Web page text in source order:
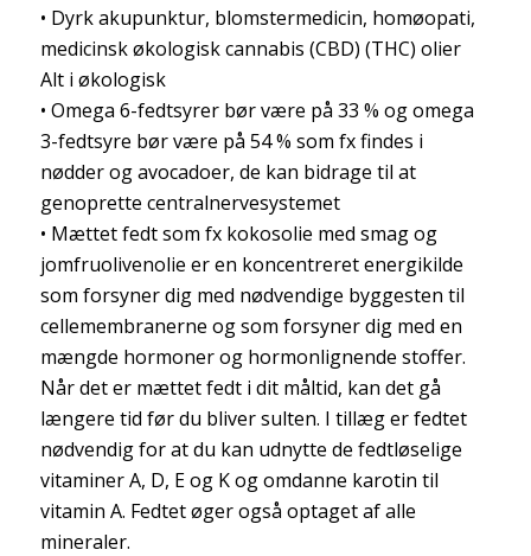
• Dyrk akupunktur, blomstermedicin, homøopati,
medicinsk økologisk cannabis (CBD) (THC) olier
Alt i økologisk
• Omega 6-fedtsyrer bør være på 33 % og omega
3-fedtsyre bør være på 54 % som fx findes i
nødder og avocadoer, de kan bidrage til at
genoprette centralnervesystemet
• Mættet fedt som fx kokosolie med smag og
jomfruolivenolie er en koncentreret energikilde
som forsyner dig med nødvendige byggesten til
cellemembranerne og som forsyner dig med en
mængde hormoner og hormonlignende stoffer.
Når det er mættet fedt i dit måltid, kan det gå
længere tid før du bliver sulten. I tillæg er fedtet
nødvendig for at du kan udnytte de fedtløselige
vitaminer A, D, E og K og omdanne karotin til
vitamin A. Fedtet øger også optaget af alle
mineraler.